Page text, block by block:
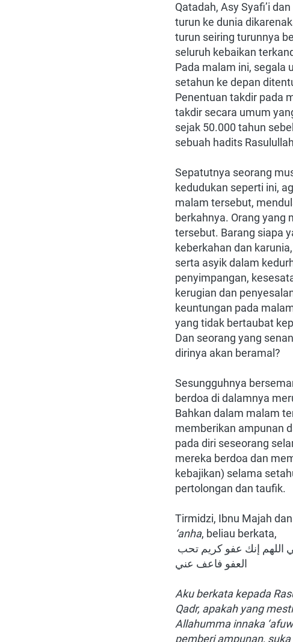
Qatadah, Asy Syafi’i
turun ke dunia
turun seiring turunnya
seluruh kebaikan
Pada malam ini, segala
setahun ke depan
Penentuan takdir pada
takdir secara umum
sejak 50.000 tahun
sebuah hadits Rasulullah
Sepatutnya seorang
kedudukan seperti ini,
malam tersebut,
berkahnya. Orang yang
tersebut. Barang siapa
keberkahan dan
serta asyik dalam
penyimpangan,
kerugian dan
keuntungan pada
yang tidak bertaubat
Dan seorang yang
dirinya akan beramal?
Sesungguhnya
berdoa di dalamnya
Bahkan dalam malam
memberikan ampunan
pada diri seseorang
mereka berdoa dan
kebajikan) selama
pertolongan dan taufik.
Tirmidzi, Ibnu Majah
‘anha, beliau berkata,
العفو فاعف عني
Aku berkata kepada
Qadr, apakah yang
Allahumma innaka
pemberi ampunan,